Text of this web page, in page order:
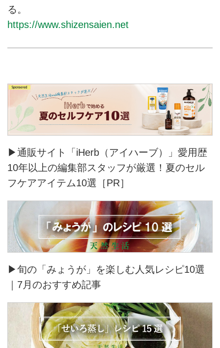
る。
https://www.shizensaien.net
▶通販サイト「iHerb（アイハーブ）」愛用歴
10年以上の編集部スタッフが厳選！夏のセル
フケアアイテム10選［PR］
▶旬の「みょうが」を楽しむ人気レシピ10選
｜7月のおすすめ記事